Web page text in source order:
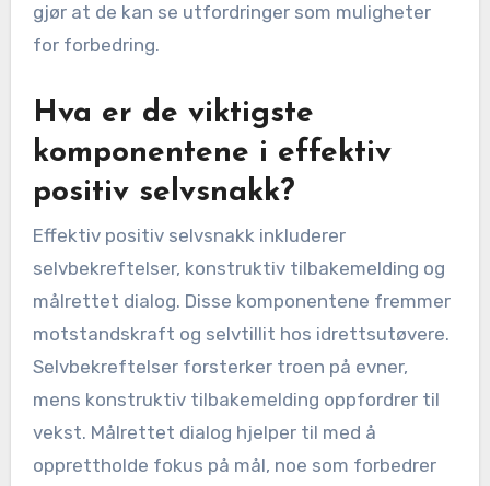
gjør at de kan se utfordringer som muligheter
for forbedring.
Hva er de viktigste
komponentene i effektiv
positiv selvsnakk?
Effektiv positiv selvsnakk inkluderer
selvbekreftelser, konstruktiv tilbakemelding og
målrettet dialog. Disse komponentene fremmer
motstandskraft og selvtillit hos idrettsutøvere.
Selvbekreftelser forsterker troen på evner,
mens konstruktiv tilbakemelding oppfordrer til
vekst. Målrettet dialog hjelper til med å
opprettholde fokus på mål, noe som forbedrer